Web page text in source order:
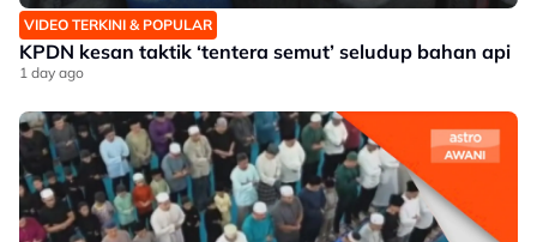
VIDEO TERKINI & POPULAR
KPDN kesan taktik ‘tentera semut’ seludup bahan api
1 day ago